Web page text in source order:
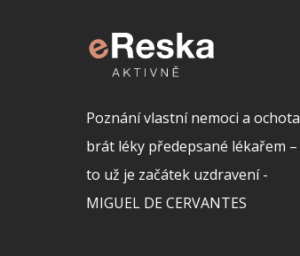
Poznání vlastní nemoci a ochota
brát léky předepsané lékařem –
to už je začátek uzdravení -
MIGUEL DE CERVANTES